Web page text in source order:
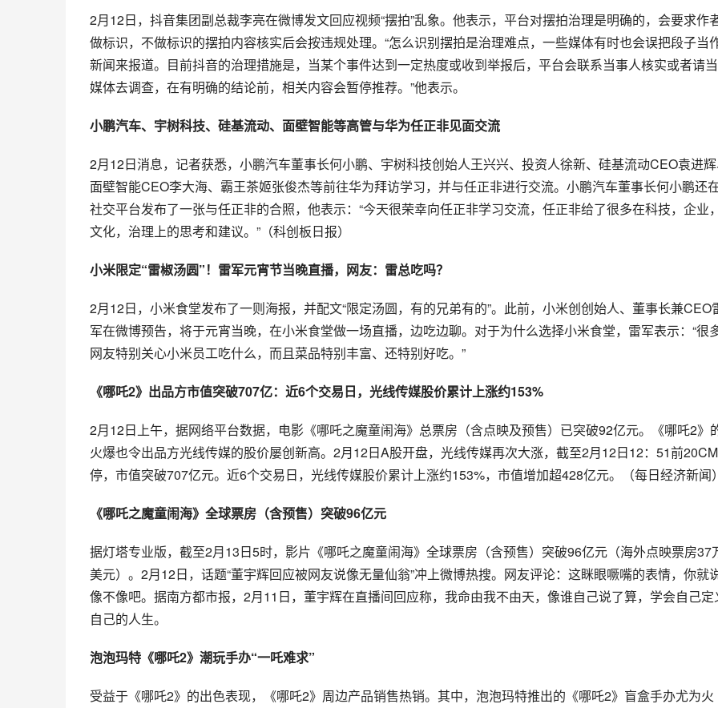
2月12日，抖音集团副总裁李亮在微博发文回应视频“摆拍”乱象。他表示，平台对摆拍治理是明确的，会要求作
做标识，不做标识的摆拍内容核实后会按违规处理。“怎么识别摆拍是治理难点，一些媒体有时也会误把段子当
新闻来报道。目前抖音的治理措施是，当某个事件达到一定热度或收到举报后，平台会联系当事人核实或者请
媒体去调查，在有明确的结论前，相关内容会暂停推荐。”他表示。
小鹏汽车、宇树科技、硅基流动、面壁智能等高管与华为任正非见面交流
2月12日消息，记者获悉，小鹏汽车董事长何小鹏、宇树科技创始人王兴兴、投资人徐新、硅基流动CEO袁进辉
面壁智能CEO李大海、霸王茶姬张俊杰等前往华为拜访学习，并与任正非进行交流。小鹏汽车董事长何小鹏还
社交平台发布了一张与任正非的合照，他表示：“今天很荣幸向任正非学习交流，任正非给了很多在科技，企业，
文化，治理上的思考和建议。”（科创板日报）
小米限定“雷椒汤圆”！雷军元宵节当晚直播，网友：雷总吃吗？
2月12日，小米食堂发布了一则海报，并配文“限定汤圆，有的兄弟有的”。此前，小米创创始人、董事长兼CEO
军在微博预告，将于元宵当晚，在小米食堂做一场直播，边吃边聊。对于为什么选择小米食堂，雷军表示：“很
网友特别关心小米员工吃什么，而且菜品特别丰富、还特别好吃。”
《哪吒2》出品方市值突破707亿：近6个交易日，光线传媒股价累计上涨约153%
2月12日上午，据网络平台数据，电影《哪吒之魔童闹海》总票房（含点映及预售）已突破92亿元。《哪吒2》
火爆也令出品方光线传媒的股价屡创新高。2月12日A股开盘，光线传媒再次大涨，截至2月12日12：51前
停，市值突破707亿元。近6个交易日，光线传媒股价累计上涨约153%，市值增加超428亿元。（每日经济新闻）
《哪吒之魔童闹海》全球票房（含预售）突破96亿元
据灯塔专业版，截至2月13日5时，影片《哪吒之魔童闹海》全球票房（含预售）突破96亿元（海外点映票房37
美元）。2月12日，话题“董宇辉回应被网友说像无量仙翁”冲上微博热搜。网友评论：这眯眼噘嘴的表情，你就
像不像吧。据南方都市报，2月11日，董宇辉在直播间回应称，我命由我不由天，像谁自己说了算，学会自己定
自己的人生。
泡泡玛特《哪吒2》潮玩手办“一吒难求”
受益于《哪吒2》的出色表现，《哪吒2》周边产品销售热销。其中，泡泡玛特推出的《哪吒2》盲盒手办尤为火